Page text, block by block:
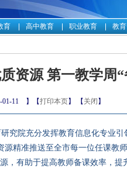
育 高中教育 职业教育 教
资源 第一教学周
01-11 】【打印本页】 【 关闭 】
究院充分发挥教育信息化专业
源精准推送至全市每一位任课教
，有助于提高教师备课效率，